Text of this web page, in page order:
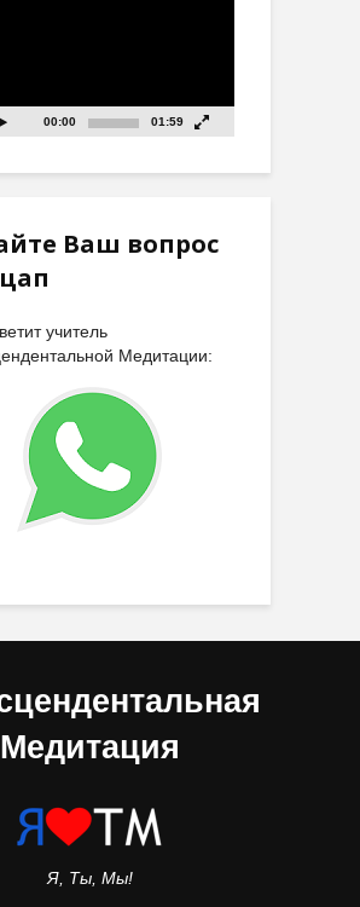
00:00 01:59
Ваш вопрос
учитель
Медитации:
Медитация
Я, Ты, Мы!